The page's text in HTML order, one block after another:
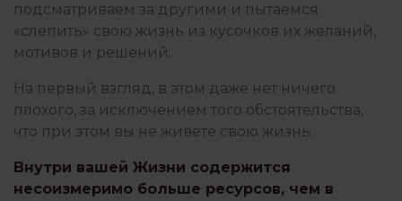
подсматриваем за другими и пытаемся
«слепить» свою жизнь из кусочков их желаний,
мотивов и решений.
На первый взгляд, в этом даже нет ничего
плохого, за исключением того обстоятельства,
что при этом вы не живете свою жизнь.
Внутри вашей Жизни содержится
несоизмеримо больше ресурсов, чем в